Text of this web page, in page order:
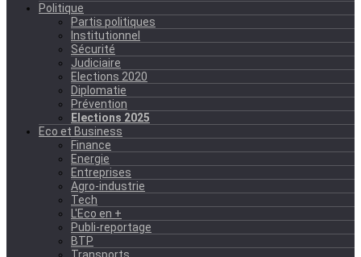
Politique
Partis politiques
Institutionnel
Sécurité
Judiciaire
Elections 2020
Diplomatie
Prévention
Elections 2025
Eco et Business
Finance
Energie
Entreprises
Agro-industrie
Tech
L'Eco en +
Publi-reportage
BTP
Transports